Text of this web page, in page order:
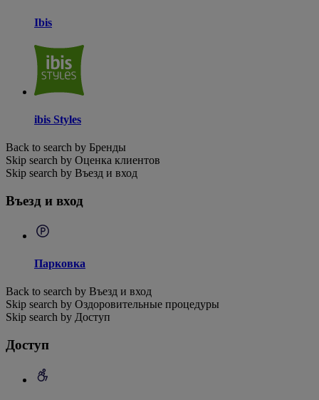
Ibis
ibis Styles
Back to search by Бренды
Skip search by Оценка клиентов
Skip search by Въезд и вход
Въезд и вход
Парковка
Back to search by Въезд и вход
Skip search by Оздоровительные процедуры
Skip search by Доступ
Доступ